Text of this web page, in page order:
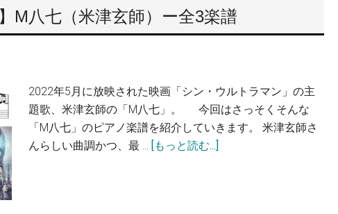
M八七（米津玄師）ー全3楽譜
2022年5月に放映された映画「シン・ウルトラマン」の主
題歌、米津玄師の「M八七」。 今回はさっそくそんな
「M八七」のピアノ楽譜を紹介していきます。 米津玄師さ
んらしい曲調かつ、最 … [もっと読む...]